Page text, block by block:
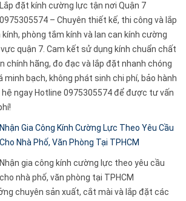
Lắp đặt kính cường lực tận nơi Quận 7
0975305574 – Chuyên thiết kế, thi công và lắp
phòng tắm kính và lan can kính cường
quận 7. Cam kết sử dụng kính chuẩn chất
chính hãng, đo đạc và lắp đặt nhanh chóng
minh bạch, không phát sinh chi phí, bảo hành
hệ ngay Hotline 0975305574 để được tư vấn
Nhận Gia Công Kính Cường Lực Theo Yêu Cầu
Cho Nhà Phố, Văn Phòng Tại TPHCM
Nhận gia công kính cường lực theo yêu cầu
cho nhà phố, văn phòng tại TPHCM
chuyên sản xuất, cắt mài và lắp đặt các